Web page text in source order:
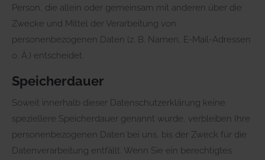
Person, die allein oder gemeinsam mit anderen über die
Zwecke und Mittel der Verarbeitung von
personenbezogenen Daten (z. B. Namen, E-Mail-Adressen
o. Ä.) entscheidet.
Speicherdauer
Soweit innerhalb dieser Datenschutzerklärung keine
speziellere Speicherdauer genannt wurde, verbleiben Ihre
personenbezogenen Daten bei uns, bis der Zweck für die
Datenverarbeitung entfällt. Wenn Sie ein berechtigtes